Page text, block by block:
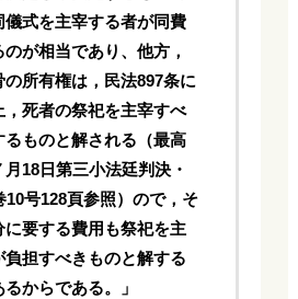
儀式を主宰する者が同費
が相当であり、他方，
所有権は，民法897条に
，死者の祭祀を主宰すべ
るものと解される（最高
18日第三小法廷判決・
10号128頁参照）ので，そ
に要する費用も祭祀を主
負担すべきものと解する
からである。」